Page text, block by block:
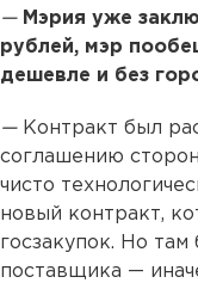
—Мэрия уже
рублей, мэр
дешевле и без
—Контракт был
соглашению
чисто
новый контракт,
госзакупок. Но там
поставщика —